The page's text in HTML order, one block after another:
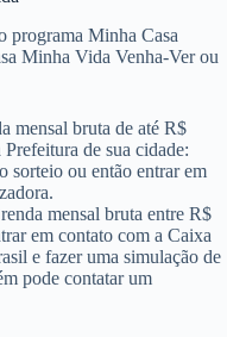
programa Minha Casa
Minha Vida Venha-Ver ou
mensal bruta de até R$
de sua cidade:
sorteio ou então entrar em
mensal bruta entre R$
em contato com a Caixa
e fazer uma simulação de
pode contatar um